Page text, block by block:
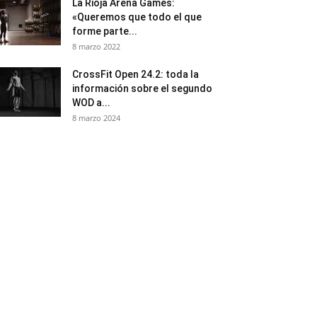
La Rioja Arena Games:
«Queremos que todo el que
forme parte...
8 marzo 2022
CrossFit Open 24.2: toda la
información sobre el segundo
WOD a...
8 marzo 2024